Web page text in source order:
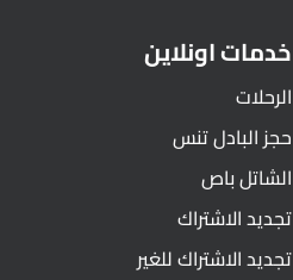
خدمات اونلاين
الرحلات
حجز البادل تنس
الشاتل باص
تجديد الاشتراك
تجديد الاشتراك للغير